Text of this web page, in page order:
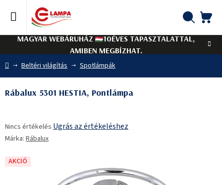
tartalomhoz
MAGYAR WEBÁRUHÁZ
10ÉVES TAPASZTALATTAL,
AMIBEN MEGBÍZHAT.
Kezdőlap
Beltéri világítás Spotlámpák
Rábalux 5301 HESTIA, Pontlámpa
termék
átlagos
5-
Nincs értékelés Ugrás az értékeléshez
Márka: Rábalux
AKCIÓ